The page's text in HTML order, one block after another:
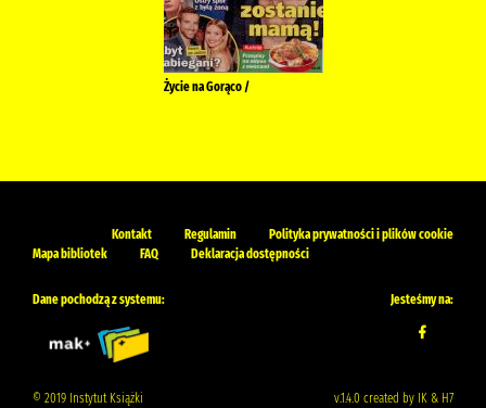
Życie na Gorąco /
Kontakt Regulamin
Polityka prywatności i plików cookie
Mapa bibliotek
FAQ Deklaracja dostępności
Dane pochodzą z systemu: Jesteśmy na:
© 2019 Instytut Książki v.1.4.0 created by IK & H7